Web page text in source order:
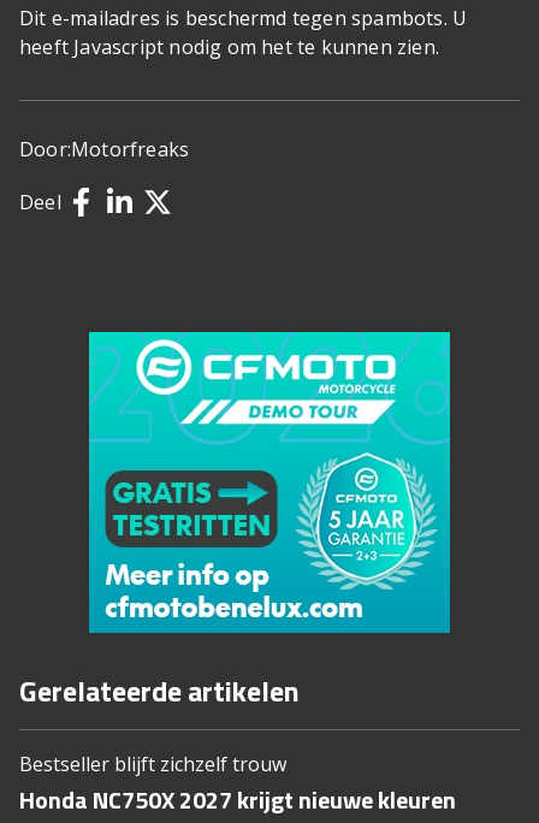
Dit e-mailadres is beschermd tegen spambots. U
heeft Javascript nodig om het te kunnen zien.
Door:Motorfreaks
Deel
Gerelateerde artikelen
Bestseller blijft zichzelf trouw
Honda NC750X 2027 krijgt nieuwe kleuren